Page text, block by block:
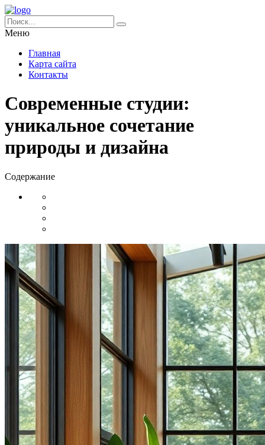
Меню
Главная
Карта сайта
Контакты
Современные студии:
уникальное сочетание
природы и дизайна
Содержание